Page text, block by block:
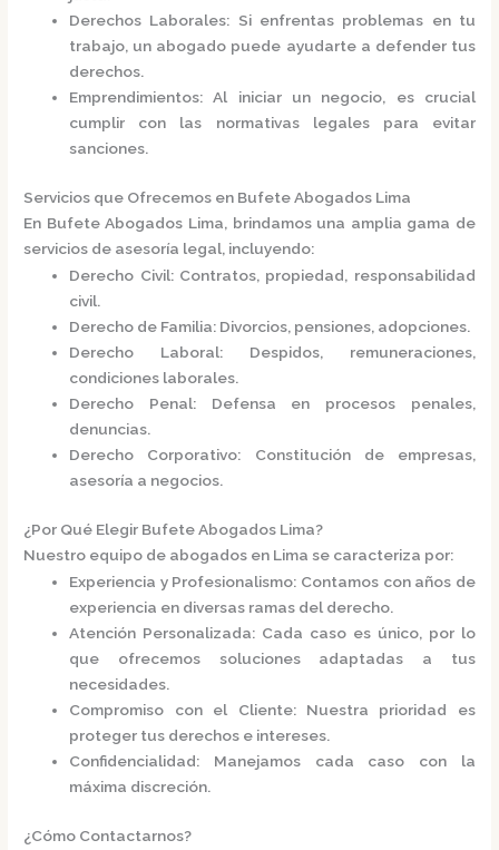
Derechos Laborales: Si enfrentas problemas en tu
trabajo, un abogado puede ayudarte a defender tus
derechos.
Emprendimientos: Al iniciar un negocio, es crucial
cumplir con las normativas legales para evitar
sanciones.​
Servicios que Ofrecemos en Bufete Abogados Lima
En Bufete Abogados Lima, brindamos una amplia gama de
servicios de asesoría legal, incluyendo:​
Derecho Civil: Contratos, propiedad, responsabilidad
civil.
Derecho de Familia: Divorcios, pensiones, adopciones.
Derecho Laboral: Despidos, remuneraciones,
condiciones laborales.
Derecho Penal: Defensa en procesos penales,
denuncias.
Derecho Corporativo: Constitución de empresas,
asesoría a negocios.​
¿Por Qué Elegir Bufete Abogados Lima?
Nuestro equipo de abogados en Lima se caracteriza por:​
Experiencia y Profesionalismo: Contamos con años de
experiencia en diversas ramas del derecho.
Atención Personalizada: Cada caso es único, por lo
que ofrecemos soluciones adaptadas a tus
necesidades.
Compromiso con el Cliente: Nuestra prioridad es
proteger tus derechos e intereses.
Confidencialidad: Manejamos cada caso con la
máxima discreción.​
¿Cómo Contactarnos?